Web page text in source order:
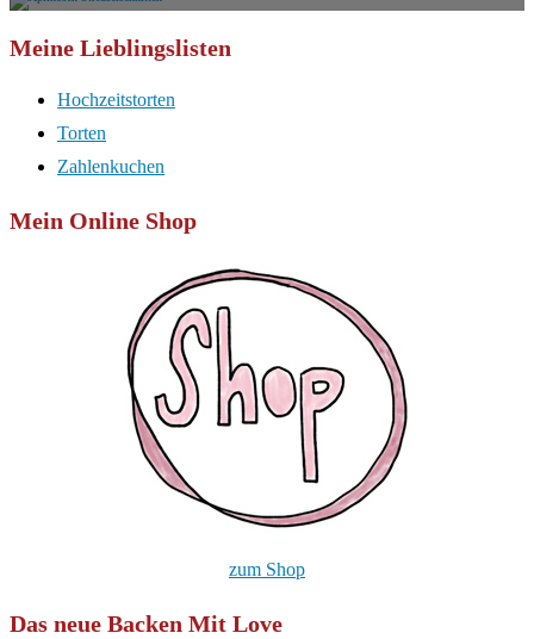
Meine Lieblingslisten
Hochzeitstorten
Torten
Zahlenkuchen
Mein Online Shop
zum Shop
Das neue Backen Mit Love